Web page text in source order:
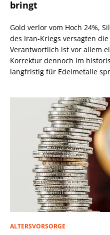
bringt
Gold verlor vom Hoch 24%,
des Iran-Kriegs versagten
Verantwortlich ist vor allem
Korrektur dennoch im
langfristig für Edelmetalle
ALTERSVORSORGE